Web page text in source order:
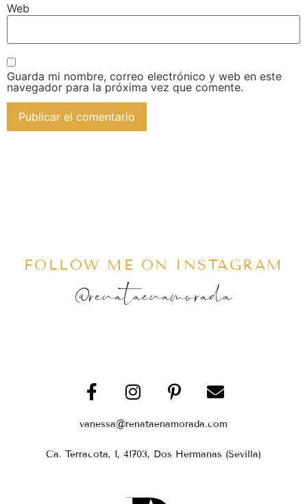
Web
Guarda mi nombre, correo electrónico y web en este
navegador para la próxima vez que comente.
FOLLOW ME ON INSTAGRAM
@renataenamorada
vanessa@renataenamorada.com
Ca. Terracota, 1, 41703, Dos Hermanas (Sevilla)